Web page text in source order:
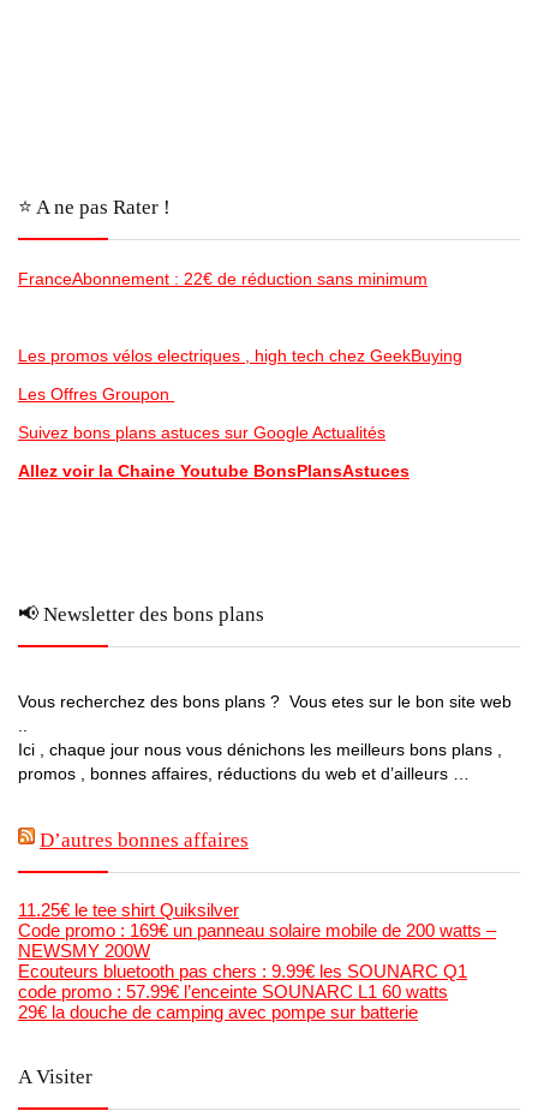
⭐️ A ne pas Rater !
FranceAbonnement : 22€ de réduction sans minimum
Les promos vélos electriques , high tech chez GeekBuying
Les Offres Groupon
Suivez bons plans astuces sur Google Actualités
Allez voir la Chaine Youtube BonsPlansAstuces
📢 Newsletter des bons plans
Vous recherchez des bons plans ? Vous etes sur le bon site web
..
Ici , chaque jour nous vous dénichons les meilleurs bons plans ,
promos , bonnes affaires, réductions du web et d’ailleurs …
D’autres bonnes affaires
11.25€ le tee shirt Quiksilver
Code promo : 169€ un panneau solaire mobile de 200 watts –
NEWSMY 200W
Ecouteurs bluetooth pas chers : 9.99€ les SOUNARC Q1
code promo : 57.99€ l’enceinte SOUNARC L1 60 watts
29€ la douche de camping avec pompe sur batterie
A Visiter